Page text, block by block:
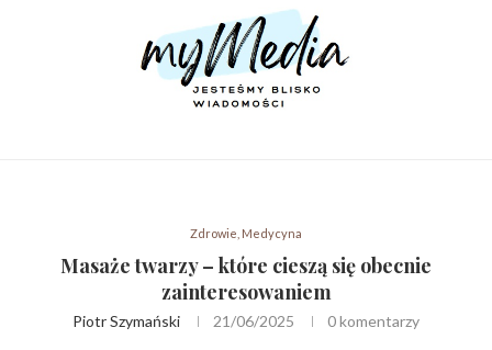
Zdrowie, Medycyna
Masaże twarzy – które cieszą się obecnie
zainteresowaniem
Piotr Szymański 21/06/2025 0 komentarzy